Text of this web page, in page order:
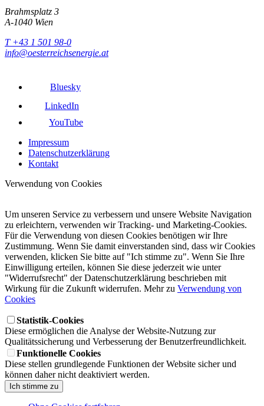
Brahmsplatz 3
A-1040 Wien
T +43 1 501 98-0
info@oesterreichsenergie.at
Bluesky
LinkedIn
YouTube
Impressum
Datenschutzerklärung
Kontakt
Verwendung von Cookies
Um unseren Service zu verbessern und unsere Website Navigation
zu erleichtern, verwenden wir Tracking- und Marketing-Cookies.
Für die Verwendung von diesen Cookies benötigen wir Ihre
Zustimmung. Wenn Sie damit einverstanden sind, dass wir Cookies
verwenden, klicken Sie bitte auf "Ich stimme zu". Wenn Sie Ihre
Einwilligung erteilen, können Sie diese jederzeit wie unter
"Widerrufsrecht" der Datenschutzerklärung beschrieben mit
Wirkung für die Zukunft widerrufen. Mehr zu Verwendung von
Cookies
Statistik-Cookies
Diese ermöglichen die Analyse der Website-Nutzung zur
Qualitätssicherung und Verbesserung der Benutzerfreundlichkeit.
Funktionelle Cookies
Diese stellen grundlegende Funktionen der Website sicher und
können daher nicht deaktiviert werden.
Ich stimme zu